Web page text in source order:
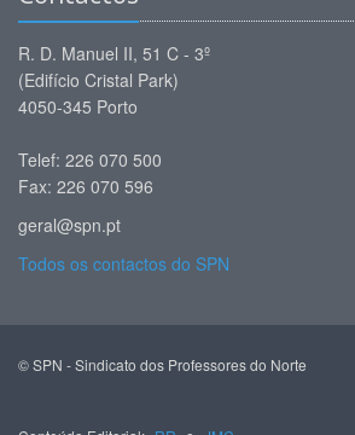
R. D. Manuel II, 51 C - 3º
(Edifício Cristal Park)
4050-345 Porto
Telef: 226 070 500
Fax: 226 070 596
geral@spn.pt
Todos os contactos do SPN
© SPN - Sindicato dos Professores do Norte